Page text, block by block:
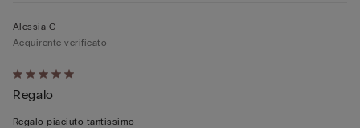
Valutato
5
su
Alessia C
Acquirente verificato
Regalo
Regalo piaciuto tantissimo